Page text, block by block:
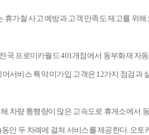
휴가철 사고 예방과 고객 만족도 제고를 위
국 프로미카월드 401개점에서 동부화재
서비스 특약 미가입 고객은 12가지 점검과
차량 통행량이 많은 고속도로 휴게소에서
동안 두 차례에 걸쳐 서비스를 제공한다.